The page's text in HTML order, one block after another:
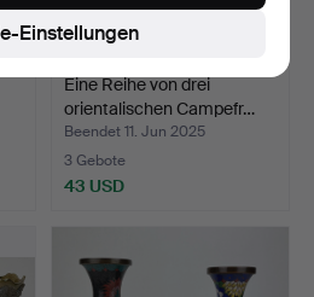
Eine Reihe von drei
orientalischen Campefr…
Beendet 11. Jun 2025
3 Gebote
43 USD
Einstellungen